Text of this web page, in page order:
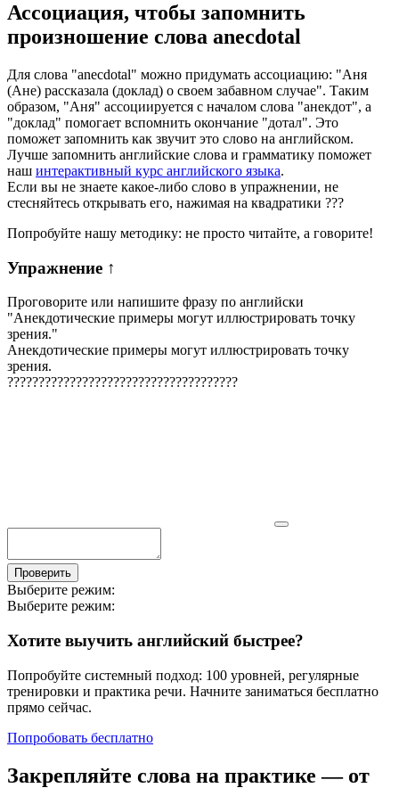
Ассоциация, чтобы запомнить
произношение слова anecdotal
Для слова "anecdotal" можно придумать ассоциацию: "Аня
(Ане) рассказала (доклад) о своем забавном случае". Таким
образом, "Аня" ассоциируется с началом слова "анекдот", а
"доклад" помогает вспомнить окончание "дотал". Это
поможет запомнить как звучит это слово на английском.
Лучше запомнить английские слова и грамматику поможет
наш интерактивный курс английского языка.
Если вы не знаете какое-либо слово в упражнении, не
стесняйтесь открывать его, нажимая на квадратики ???
Попробуйте нашу методику: не просто читайте, а говорите!
Упражнение ↑
Проговорите или напишите фразу по английски
"Анекдотические примеры могут иллюстрировать точку
зрения."
Анекдотические примеры могут иллюстрировать точку
зрения.
?????????????????????????????????????
Проверить
Выберите режим:
Выберите режим:
Хотите выучить английский быстрее?
Попробуйте системный подход: 100 уровней, регулярные
тренировки и практика речи. Начните заниматься бесплатно
прямо сейчас.
Попробовать бесплатно
Закрепляйте слова на практике — от